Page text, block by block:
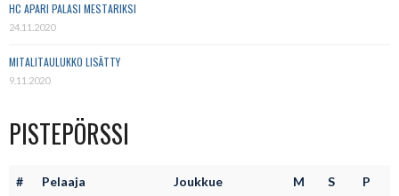
HC APARI PALASI MESTARIKSI
24.11.2020
MITALITAULUKKO LISÄTTY
9.11.2020
PISTEPÖRSSI
# Pelaaja Joukkue M S P